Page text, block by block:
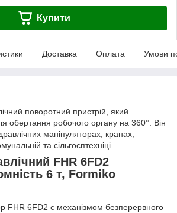
Купити
Доставка Оплата Умови
поворотний пристрій, який
обертання робочого органу на 360°. Він
маніпуляторах, кранах,
та сільгосптехніці.
FHR 6FD2
6 т, Formiko
FHR 6FD2 є механізмом безперервного